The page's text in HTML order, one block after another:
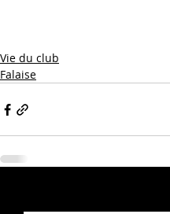
Vie du club
Falaise